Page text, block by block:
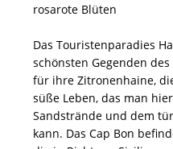
rosarote Blüten
Das Touristenparadies
schönsten Gegenden
für ihre Zitronenhaine,
süße Leben, das man
Sandstrände und dem
kann. Das Cap Bon